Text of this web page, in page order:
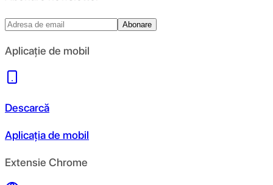
Abonare
Aplicație de mobil
Descarcă
Aplicația de mobil
Extensie Chrome